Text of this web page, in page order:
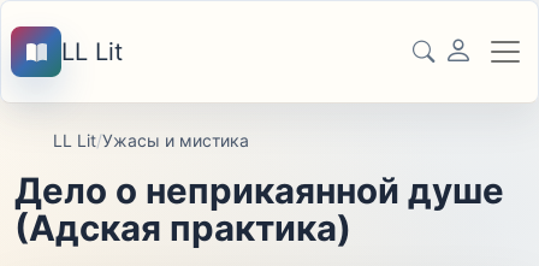
LL Lit
LL Lit/Ужасы и мистика
Дело о неприкаянной душе
(Адская практика)